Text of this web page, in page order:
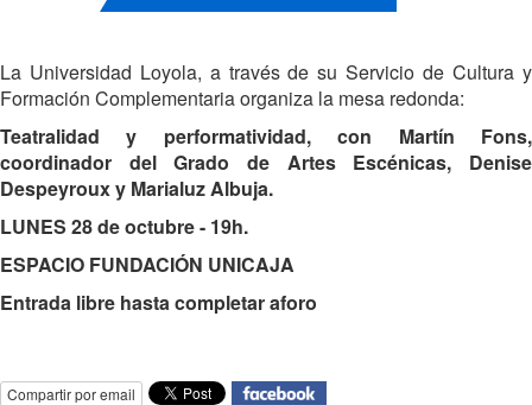
La Universidad Loyola, a través de su Servicio de Cultura y
Formación Complementaria organiza la mesa redonda:
Teatralidad y performatividad, con Martín Fons,
coordinador del Grado de Artes Escénicas, Denise
Despeyroux y Marialuz Albuja.
LUNES 28 de octubre - 19h.
ESPACIO FUNDACIÓN UNICAJA
Entrada libre hasta completar aforo
Compartir por email